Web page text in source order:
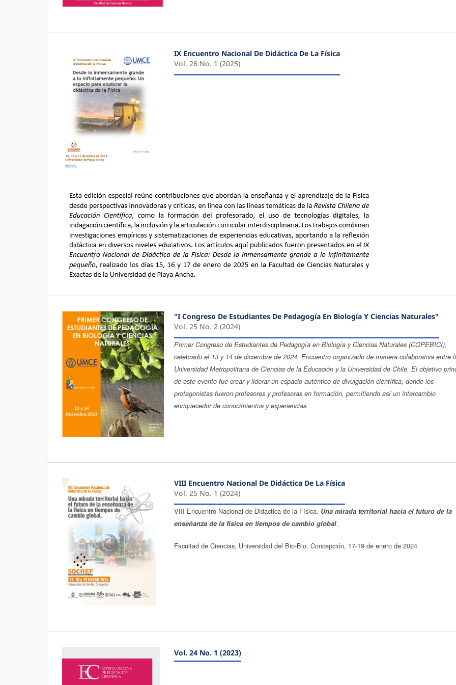
IX Encuentro Nacional De Didáctica De La Física
Vol. 26 No. 1 (2025)
"I Congreso De Estudiantes De Pedagogía En Biología Y Ciencias Naturales"
Vol. 25 No. 2 (2024)
Primer Congreso de Estudiantes de Pedagogía en Biología y Ciencias Naturales (COPEBICI),
celebrado el 13 y 14 de diciembre de 2024. Encuentro organizado de manera colaborativa entre
Universidad Metropolitana de Ciencias de la Educación y la Universidad de Chile. El objetivo
de este evento fue crear y liderar un espacio auténtico de divulgación científica, donde los
protagonistas fueron profesores y profesoras en formación, permitiendo así un intercambio
enriquecedor de conocimientos y experiencias.
VIII Encuentro Nacional De Didáctica De La Física
Vol. 25 No. 1 (2024)
VIII Encuentro Nacional de Didáctica de la Física. Una mirada territorial hacia el futuro de la
enseñanza de la física en tiempos de cambio global.
Facultad de Ciencias, Universidad del Bio-Bio. Concepción, 17-19 de enero de 2024
Vol. 24 No. 1 (2023)